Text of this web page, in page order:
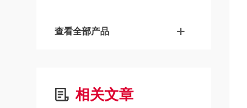
查看全部产品
相关文章